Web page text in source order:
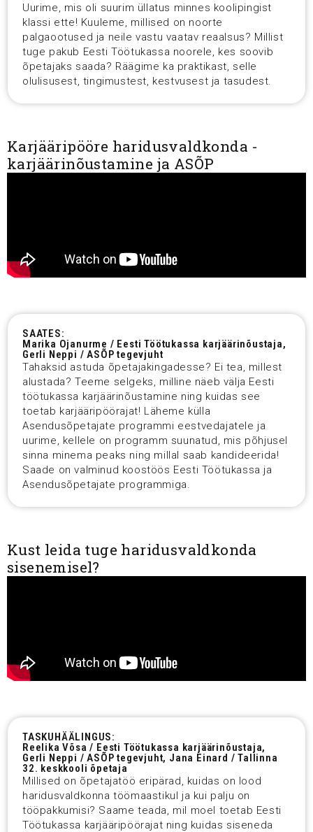
Uurime, mis oli suurim üllatus minnes koolipingist
klassi ette! Kuuleme, millised on noorte
palgaootused ja neile vastu vaatav reaalsus? Millist
tuge pakub Eesti Töötukassa noorele, kes soovib
õpetajaks saada? Räägime ka praktikast, selle
olulisusest, tingimustest, kestvusest ja tasudest.
Karjääripööre haridusvaldkonda -
karjäärinõustamine ja ASÕP
SAATES:
Marika Ojanurme / Eesti Töötukassa karjäärinõustaja,
Gerli Neppi / ASÕP tegevjuht
Tahaksid astuda õpetajakingadesse? Ei tea, millest
alustada? Teeme selgeks, milline näeb välja Eesti
töötukassa karjäärinõustamine ning kuidas see
toetab karjääripöörajat! Läheme külla
Asendusõpetajate programmi eestvedajatele ja
uurime, kellele on programm suunatud, mis põhjusel
sinna minema peaks ning millal saab kandideerida!
Saade on valminud koostöös Eesti Töötukassa ja
Asendusõpetajate programmiga.
Kust leida tuge haridusvaldkonda
sisenemisel?
TASKUHÄÄLINGUS:
Reelika Võsa / Eesti Töötukassa karjäärinõustaja,
Gerli Neppi / ASÕP tegevjuht, Jana Einard / Tallinna
32. keskkooli õpetaja
Millised on õpetajatöö eripärad, kuidas on lood
haridusvaldkonna töömaastikul ja kui palju on
tööpakkumisi? Saame teada, mil moel toetab Eesti
Töötukassa karjääripöörajat ning kuidas siseneda